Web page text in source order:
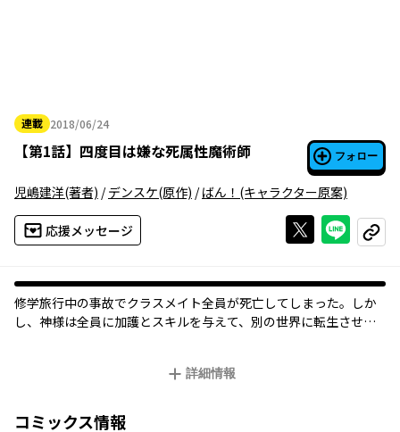
連載 2018/06/24
2018年06月24日
【第1話】 四度目は嫌な死属性魔術師 フォロー
児嶋建洋(著者) /デンスケ(原作) /ばん！ (キャラクター原案)
応援メッセージ Xで投稿する
ライン
コピー
修学旅行中の事故でクラスメイト全員が死亡してしまった。しか
し、神様は全員に加護とスキルを与えて、別の世界に転生させて
は、死属性魔術の実験台にされ、あっさり殺されるが、さらに転
生き延びようとする。
詳細情報
コミックス情報